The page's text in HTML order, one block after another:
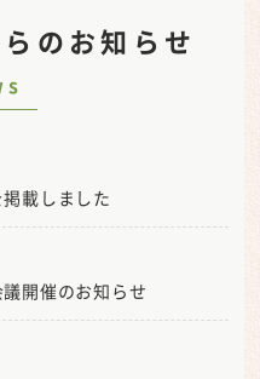
のお知らせ
載しました
開催のお知らせ